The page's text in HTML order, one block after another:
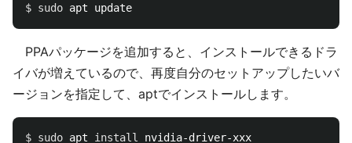
$ sudo
PPAパッケージを追加すると、インストールできるドラ
イバが増えているので、再度自分のセットアップしたいバ
ージョンを指定して、aptでインストールします。
$ sudo apt install